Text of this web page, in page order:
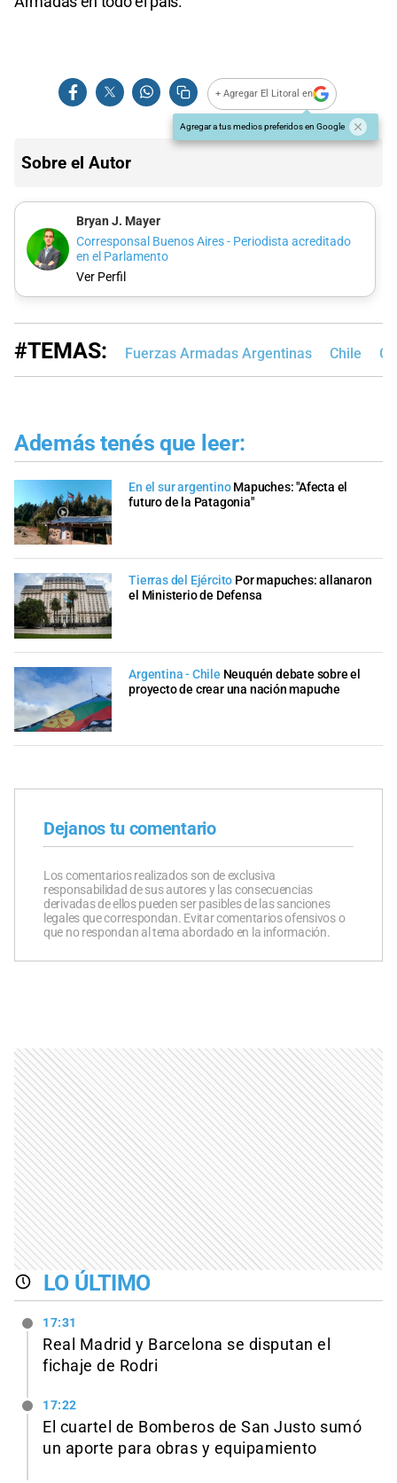
+ Agregar El Litoral en
Agregar a tus medios preferidos en Google
Sobre el Autor
Bryan J. Mayer
Corresponsal Buenos Aires - Periodista acreditado
en el Parlamento
Ver Perfil
#TEMAS: Fuerzas Armadas Argentinas Chile
Además tenés que leer:
En el sur argentinoMapuches: "Afecta el
futuro de la Patagonia"
Tierras del Ejército Por mapuches: allanaron
el Ministerio de Defensa
Argentina - Chile Neuquén debate sobre el
proyecto de crear una nación mapuche
Dejanos tu comentario
Los comentarios realizados son de exclusiva
responsabilidad de sus autores y las consecuencias
derivadas de ellos pueden ser pasibles de las sanciones
legales que correspondan. Evitar comentarios ofensivos o
que no respondan al tema abordado en la información.
LO ÚLTIMO
17:31
Real Madrid y Barcelona se disputan el
fichaje de Rodri
17:22
El cuartel de Bomberos de San Justo sumó
un aporte para obras y equipamiento